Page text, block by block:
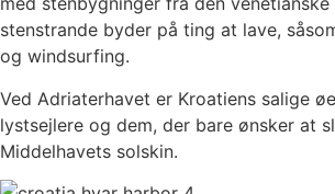
stenstrande byder på ting at lave,
og windsurfing.
Ved Adriaterhavet er Kroatiens salige
lystsejlere og dem, der bare ønsker at
Middelhavets solskin.